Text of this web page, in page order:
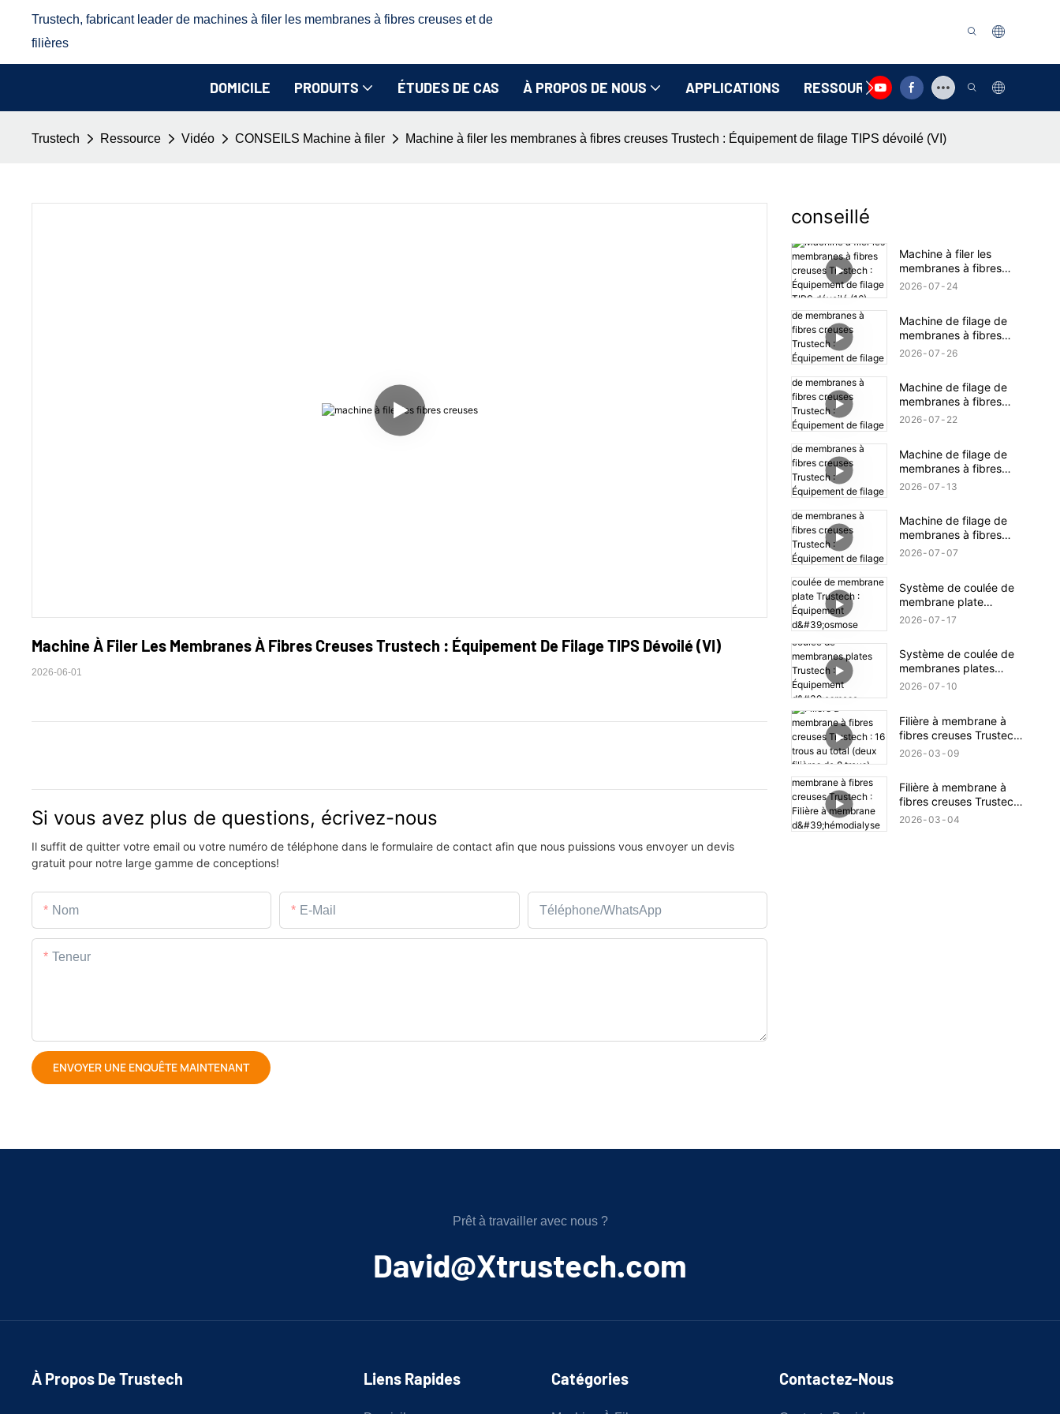
Trustech, fabricant leader de machines à filer les membranes à fibres creuses et de
filières
DOMICILE PRODUITS ÉTUDES DE CAS À PROPOS DE NOUS APPLICATIONS RESSOURCE CONTACTEZ-NOUS
Trustech Ressource Vidéo CONSEILS Machine à filer Machine à filer les membranes à fibres creuses Trustech : Équipement de filage TIPS dévoilé (VI)
Machine À Filer Les Membranes À Fibres Creuses Trustech : Équipement De Filage TIPS Dévoilé (VI)
2026-06-01
Si vous avez plus de questions, écrivez-nous
Il suffit de quitter votre email ou votre numéro de téléphone dans le formulaire de contact afin que nous puissions vous envoyer un devis
gratuit pour notre large gamme de conceptions!
Nom E-Mail Téléphone/WhatsApp
Teneur
ENVOYER UNE ENQUÊTE MAINTENANT
conseillé
Machine à filer les
membranes à fibres
creuses Trustech :
2026 07 24
Machine de filage de
membranes à fibres
creuses Trustech :
2026 07 26
Machine de filage de
membranes à fibres
creuses Trustech :
2026 07 22
Machine de filage de
membranes à fibres
creuses Trustech :
2026 07 13
Machine de filage de
membranes à fibres
creuses Trustech :
2026 07 07
Système de coulée de
membrane plate
Trustech : Équipement
2026 07 17
Système de coulée de
membranes plates
Trustech : Équipement
2026 07 10
Filière à membrane à
fibres creuses Trustech :
16 trous au total (deux
2026 03 09
Filière à membrane à
fibres creuses Trustech :
Filière à membrane
2026 03 04
Prêt à travailler avec nous ?
﻿David@Xtrustech.com
À Propos De Trustech Liens Rapides Catégories Contactez-Nous